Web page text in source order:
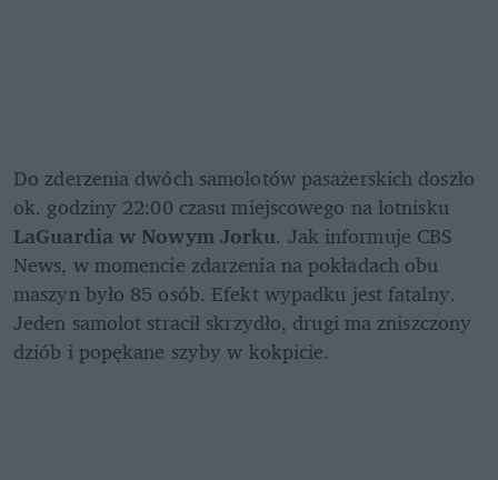
Do zderzenia dwóch samolotów pasażerskich doszło
ok. godziny 22:00 czasu miejscowego na lotnisku
LaGuardia w Nowym Jorku. Jak informuje CBS
News, w momencie zdarzenia na pokładach obu
maszyn było 85 osób. Efekt wypadku jest fatalny.
Jeden samolot stracił skrzydło, drugi ma zniszczony
dziób i popękane szyby w kokpicie.